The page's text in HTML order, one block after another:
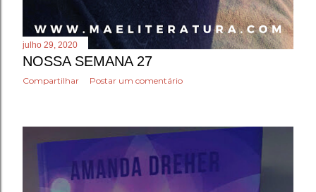
julho 29, 2020
NOSSA SEMANA 27
Compartilhar Postar um comentário